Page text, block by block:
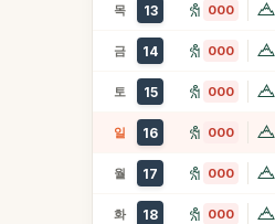
목 13 000
금 14 000
토 15 000
일 16 000
월 17 000
화 18 000